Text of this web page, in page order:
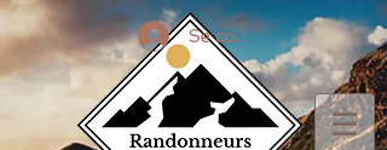
Se connecter